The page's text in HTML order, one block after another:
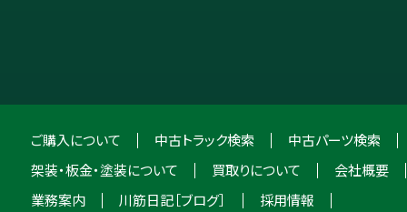
ご購入について 中古トラック検索
中古パーツ検索
架装・板金・塗装について
買取りについて
会社概要
業務案内
川筋日記［ブログ］
採用情報